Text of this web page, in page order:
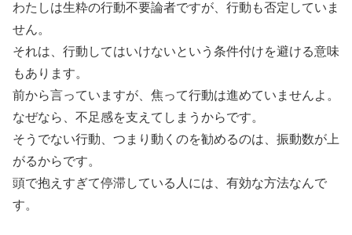
わたしは生粋の行動不要論者ですが、行動も否定していま
せん。
それは、行動してはいけないという条件付けを避ける意味
もあります。
前から言っていますが、焦って行動は進めていませんよ。
なぜなら、不足感を支えてしまうからです。
そうでない行動、つまり動くのを勧めるのは、振動数が上
がるからです。
頭で抱えすぎて停滞している人には、有効な方法なんで
す。